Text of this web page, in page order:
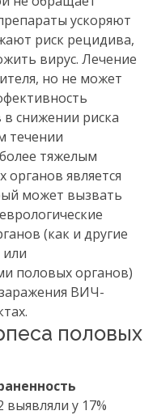
ускоряют
риск рецидива,
вирус. Лечение
но не может
снижении риска
течении
тяжелым
органов является
может вызвать
(как и другие
половых органов)
ВИЧ-
половых
выявляли у 17%